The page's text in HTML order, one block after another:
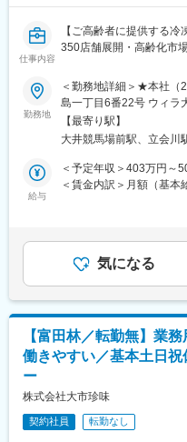
変更の範囲：会社の定め
■キャリアパス：
一般職⇒工場長補佐⇒工
可能です。
場に配属されながら店舗
務することも可能です。
早い方で工場長までで1
す。
■組織構成：
・いかりスーパーマーケ
リジナル商品の開発がで
・自身が企画・開発した
・自身でヒット商品を企
■企業の魅力：
・スーパーマーケットで
・製造＆小売業の先駆者
おいて製造小売業を展開
・お客様への手厚いフォ
仕事内容
【ご高齢者に提供する
350店舗展開・高齢化市
■業務内容
ご高齢者の食ニーズや取
ら商品企画、試作、量産
や社内関係部署と連携し
スを実現し、魅力ある
ョンです。
・新商品の企画開発、レ
・原材料の選定および仕
・品質、安全性の確認
・社内向け商品プレゼン
・商品情報登録などの事
商品開発部門は部長、課
勤務地
＜勤務地詳細＞★本社（
島一丁目6番22号 ウィラ
の範囲：会社の定める事
【最寄り駅】
大井競馬場前駅、立会川
給与
＜予定年収＞403万円～
＜賃金内訳＞月額（基
ます。■昇給：年1回（9
活動量といった仕事への
映）賃金はあくまでも目
可能性があります。月給
気になる
【富田林／転勤無】業
働きやすい／基本土日
ー
株式会社大市珍味
契約社員 転勤なし